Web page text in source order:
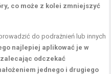
co może z kolei zmniejszyć
do podrażnień lub innych
najlepiej aplikować je w
odczekać
jednego i drugiego